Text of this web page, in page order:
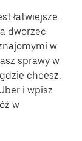
łatwiejsze.
dworzec
w
sprawy w
chcesz.
i wpisz
w